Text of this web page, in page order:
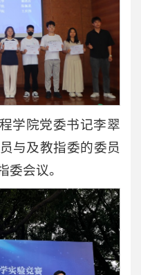
学院党委书记李翠
与及教指委的委员
会议。